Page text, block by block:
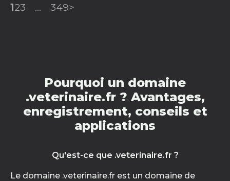
123 ... 349>
Pourquoi un domaine
.veterinaire.fr ? Avantages,
enregistrement, conseils et
applications
Qu'est-ce que .veterinaire.fr ?
Le domaine .veterinaire.fr est un domaine de